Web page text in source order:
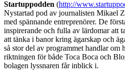
Startuppodden (http://
Nystartad pod av journalisten Mikael
med spännande entreprenörer. De
inspirerande och fulla av lärdomar att
att tänka i banor kring ägarskap och
så stor del av programmet handlar om
riktningen för både Toca Boca och
bolagen lyssnaren får inblick i.